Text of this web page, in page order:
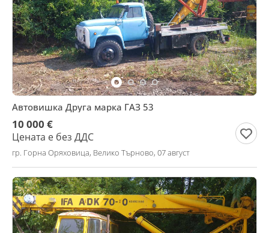
Автовишка Друга марка ГАЗ 53
10 000 €
Цената е без ДДС
гр. Горна Оряховица, Велико Търново, 07 август